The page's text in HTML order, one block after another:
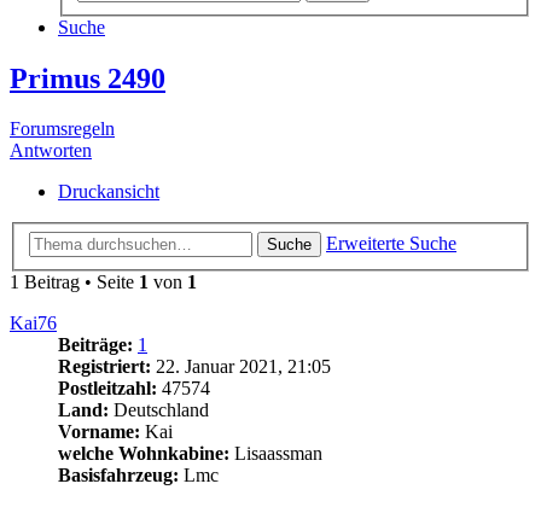
Suche
Primus 2490
Forumsregeln
Antworten
Druckansicht
Suche
Erweiterte Suche
1 Beitrag • Seite 1 von 1
Kai76
Beiträge: 1
Registriert: 22. Januar 2021, 21:05
Postleitzahl: 47574
Land: Deutschland
Vorname: Kai
welche Wohnkabine: Lisaassman
Basisfahrzeug: Lmc